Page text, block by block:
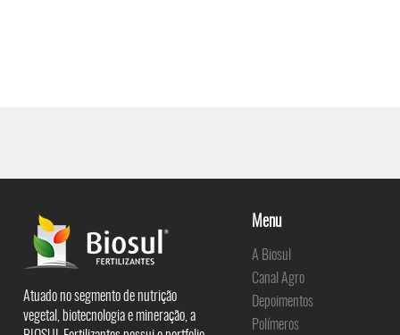
Atuado no segmento de nutrição
vegetal, biotecnologia e mineração, a
Menu
A Biosul
Canal Agro
Depoimentos
Polímeros